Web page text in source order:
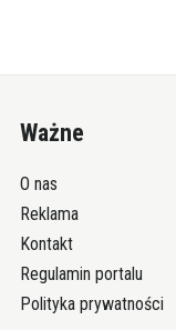
Ważne
O nas
Reklama
Kontakt
Regulamin portalu
Polityka prywatności